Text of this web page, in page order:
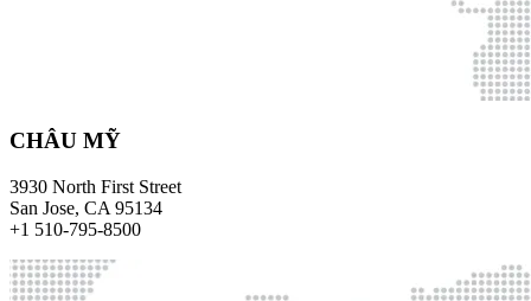
CHÂU MỸ
3930 North First Street
San Jose, CA 95134
+1 510-795-8500